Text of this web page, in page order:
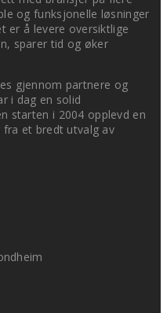
og funksjonelle løsninger
er å levere oversiktlige
sparer tid og øker
gjennom partnere og
i dag en solid
starten i 2004 opplevd en
et bredt utvalg av